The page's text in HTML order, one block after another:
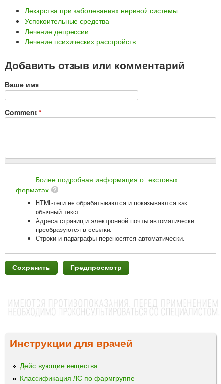
Лекарства при заболеваниях нервной системы
Успокоительные средства
Лечение депрессии
Лечение психических расстройств
Добавить отзыв или комментарий
Ваше имя
Comment *
Более подробная информация о текстовых
форматах
HTML-теги не обрабатываются и показываются как
обычный текст
Адреса страниц и электронной почты автоматически
преобразуются в ссылки.
Строки и параграфы переносятся автоматически.
Инструкции для врачей
Действующие вещества
Классификация ЛС по фармгруппе